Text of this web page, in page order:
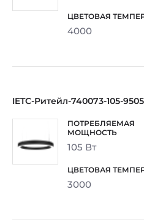
4000
IETC-Ритейл-740073-105-
105 Вт
3000